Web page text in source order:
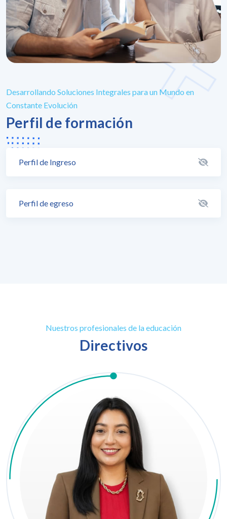
Desarrollando Soluciones Integrales para un Mundo en
Constante Evolución
Perfil de formación
Perfil de Ingreso
Perfil de egreso
Nuestros profesionales de la educación
Directivos